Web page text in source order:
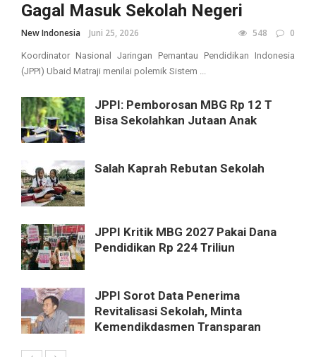
Gagal Masuk Sekolah Negeri
New Indonesia Juni 25, 2026 548 0
Koordinator Nasional Jaringan Pemantau Pendidikan Indonesia
(JPPI) Ubaid Matraji menilai polemik Sistem ...
JPPI: Pemborosan MBG Rp 12 T
Bisa Sekolahkan Jutaan Anak
Salah Kaprah Rebutan Sekolah
JPPI Kritik MBG 2027 Pakai Dana
Pendidikan Rp 224 Triliun
JPPI Sorot Data Penerima
Revitalisasi Sekolah, Minta
Kemendikdasmen Transparan